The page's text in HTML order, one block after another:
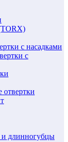
с насадками
с
и длинногубцы